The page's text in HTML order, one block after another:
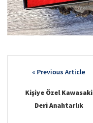
navigation
Kişiye Özel Kawasaki
Deri Anahtarlık